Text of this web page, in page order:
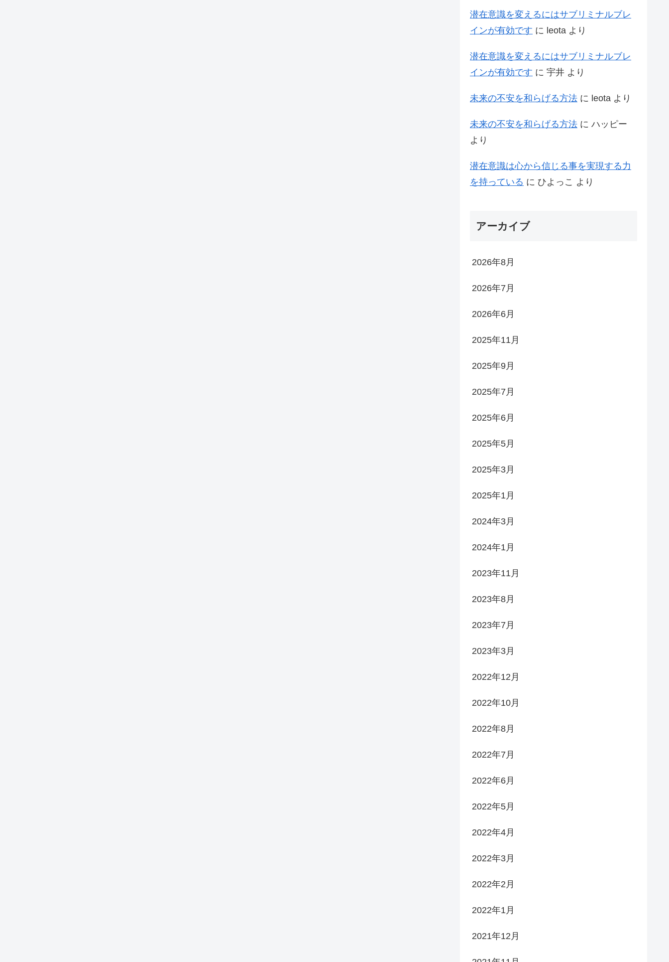
潜在意識を変えるにはサブリミナルブレ
インが有効です に leota より
潜在意識を変えるにはサブリミナルブレ
インが有効です に 宇井 より
未来の不安を和らげる方法 に leota より
未来の不安を和らげる方法 に ハッピー
より
潜在意識は心から信じる事を実現する力
を持っている に ひよっこ より
アーカイブ
2026年8月
2026年7月
2026年6月
2025年11月
2025年9月
2025年7月
2025年6月
2025年5月
2025年3月
2025年1月
2024年3月
2024年1月
2023年11月
2023年8月
2023年7月
2023年3月
2022年12月
2022年10月
2022年8月
2022年7月
2022年6月
2022年5月
2022年4月
2022年3月
2022年2月
2022年1月
2021年12月